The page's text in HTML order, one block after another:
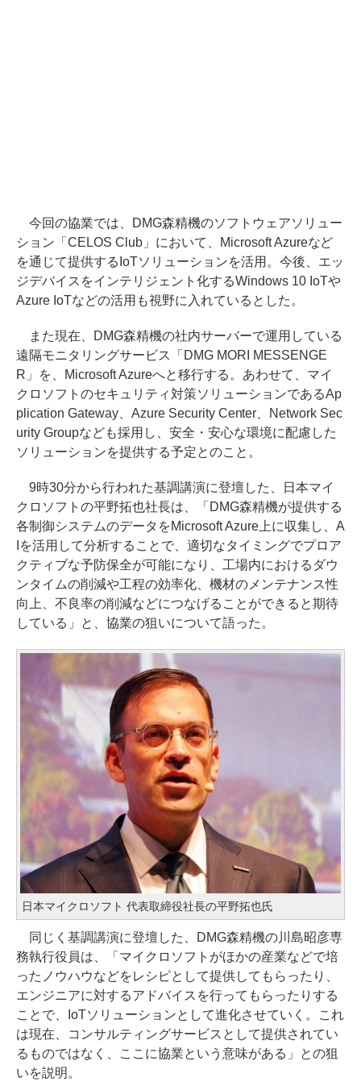
今回の協業では、DMG森精機のソフトウェアソリュー
ション「CELOS Club」において、Microsoft Azureなど
を通じて提供するIoTソリューションを活用。今後、エッ
ジデバイスをインテリジェント化するWindows 10 IoTや
Azure IoTなどの活用も視野に入れているとした。
また現在、DMG森精機の社内サーバーで運用している
遠隔モニタリングサービス「DMG MORI MESSENGE
R」を、Microsoft Azureへと移行する。あわせて、マイ
クロソフトのセキュリティ対策ソリューションであるAp
plication Gateway、Azure Security Center、Network Sec
urity Groupなども採用し、安全・安心な環境に配慮した
ソリューションを提供する予定とのこと。
9時30分から行われた基調講演に登壇した、日本マイ
クロソフトの平野拓也社長は、「DMG森精機が提供する
各制御システムのデータをMicrosoft Azure上に収集し、A
Iを活用して分析することで、適切なタイミングでプロア
クティブな予防保全が可能になり、工場内におけるダウ
ンタイムの削減や工程の効率化、機材のメンテナンス性
向上、不良率の削減などにつなげることができると期待
している」と、協業の狙いについて語った。
日本マイクロソフト 代表取締役社長の平野拓也氏
同じく基調講演に登壇した、DMG森精機の川島昭彦専
務執行役員は、「マイクロソフトがほかの産業などで培
ったノウハウなどをレシピとして提供してもらったり、
エンジニアに対するアドバイスを行ってもらったりする
ことで、IoTソリューションとして進化させていく。これ
は現在、コンサルティングサービスとして提供されてい
るものではなく、ここに協業という意味がある」との狙
いを説明。